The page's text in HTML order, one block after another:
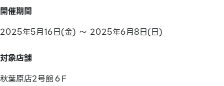
開催期間
2025年5月16日(金) ～ 2025年6月8日(日)
対象店舗
秋葉原店2号館６F